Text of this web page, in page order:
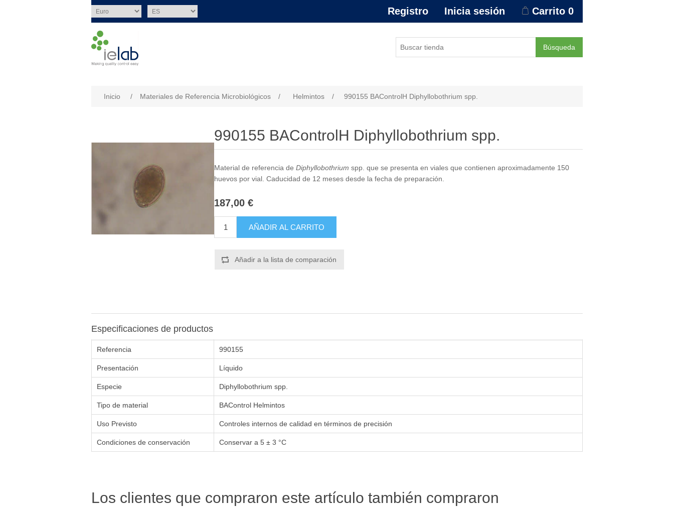
Registro Inicia sesión Carrito 0
Búsqueda
Inicio / Materiales de Referencia Microbiológicos / Helmintos / 990155 BAControlH Diphyllobothrium spp.
990155 BAControlH Diphyllobothrium spp.
Material de referencia de Diphyllobothrium spp. que se presenta en viales que contienen aproximadamente 150
huevos por vial. Caducidad de 12 meses desde la fecha de preparación.
187,00 €
AÑADIR AL CARRITO
Añadir a la lista de comparación
Especificaciones de productos
Referencia 990155
Presentación Líquido
Especie Diphyllobothrium spp.
Tipo de material BAControl Helmintos
Uso Previsto Controles internos de calidad en términos de precisión
Condiciones de conservación Conservar a 5 ± 3 °C
Los clientes que compraron este artículo también compraron